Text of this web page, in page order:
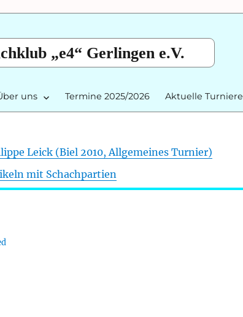
„e4“ Gerlingen e.V.
uns Termine 2025/2026 Aktuelle Turniere
Leick (Biel 2010, Allgemeines Turnier)
mit Schachpartien